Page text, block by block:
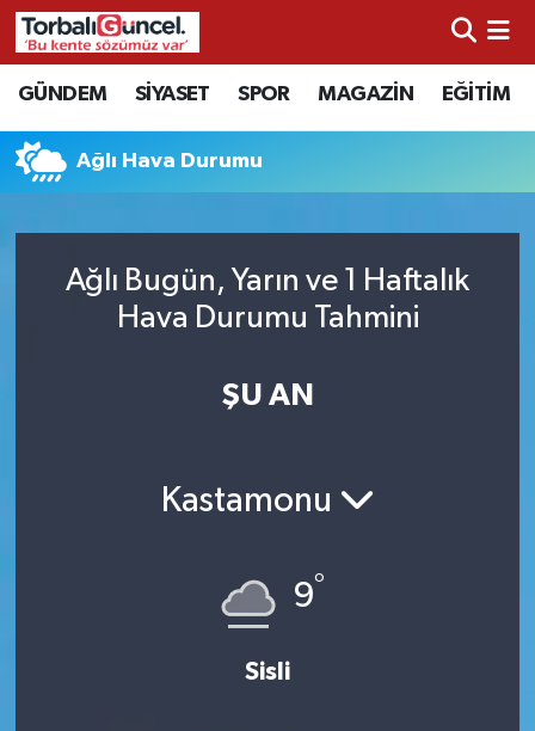
GÜNDEM SİYASET SPOR MAGAZİN EĞİTİM
Ağlı Hava Durumu
Ağlı Bugün, Yarın ve 1 Haftalık
Hava Durumu Tahmini
ŞU AN
Kastamonu
9°
Sisli
İzmir Nöbetçi Eczaneler
İzmir Hava Durumu
İzmir Trafik Yoğunluk Haritası
Süper Lig Puan Durumu ve Fikstür
Haber Arşivi